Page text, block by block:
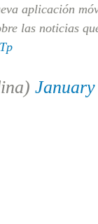
aplicación
las noticias